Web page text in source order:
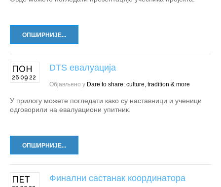
ОПШИРНИЈЕ...
ПОН
26 09 22
DTS евалуација
Објављено у Dare to share: culture, tradition & more
У прилогу можете погледати како су наставници и ученици
одговорили на евалуациони упитник.
ОПШИРНИЈЕ...
ПЕТ Финални састанак координатора